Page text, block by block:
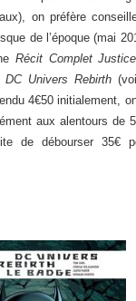
on préfère
de l’époque (mai
Récit Complet
Univers Rebirth
4€50 initialement,
aux alentours de
de débourser 35€